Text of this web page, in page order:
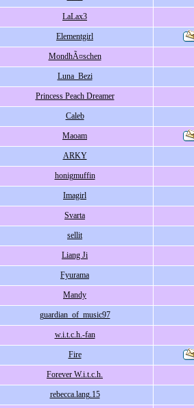
LaLax3
Elementgirl
MondhÃ¤schen
Luna_Bezi
Princess Peach Dreamer
Caleb
Maoam
ARKY
honigmuffin
Imagirl
Svarta
sellit
Liang Ji
Fyurama
Mandy
guardian_of_music97
w.i.t.c.h.-fan
Fire
Forever W.i.t.c.h.
rebecca.lang.15